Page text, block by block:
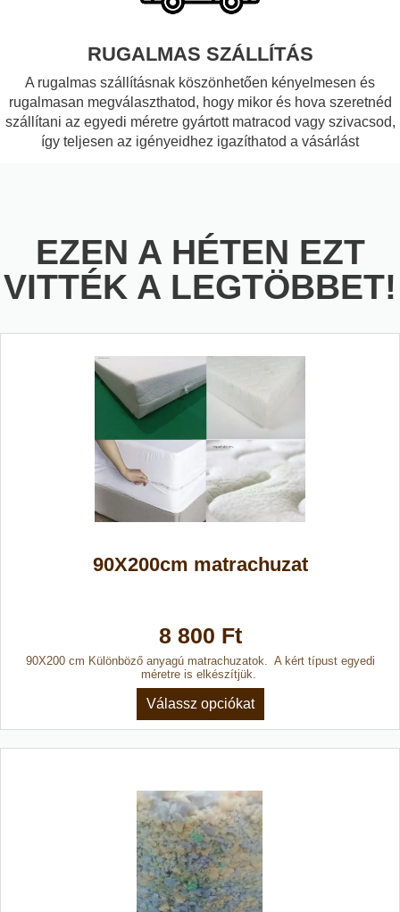
RUGALMAS SZÁLLÍTÁS
A rugalmas szállításnak köszönhetően kényelmesen és
rugalmasan megválaszthatod, hogy mikor és hova szeretnéd
szállítani az egyedi méretre gyártott matracod vagy szivacsod,
így teljesen az igényeidhez igazíthatod a vásárlást
EZEN A HÉTEN EZT
VITTÉK A LEGTÖBBET!
90X200cm matrachuzat
8 800 Ft
90X200 cm Különböző anyagú matrachuzatok. A kért típust egyedi
méretre is elkészítjük.
Válassz opciókat